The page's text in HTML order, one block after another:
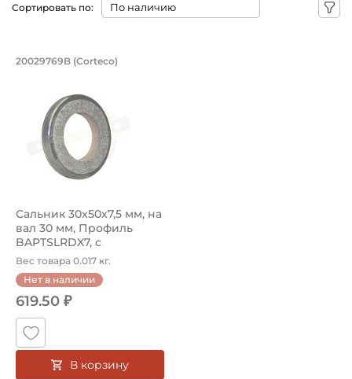
Сортировать по:
Сальник 30х50х7,5 мм, на вал 30 мм,
20029769B (Corteco)
Сальник 30х50х7,5 мм, на
вал 30 мм, Профиль
BAPTSLRDX7, с
пылезащитным ...
Вес товара 0.017 кг.
Нет в наличии
619.50 ₽
В корзину